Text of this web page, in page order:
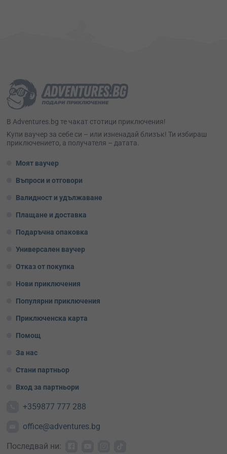
В Adventures.bg те чакат стотици приключения!
Kупи ваучер за себе си – или изненадай близък! Ти избираш
приключението, а получателя – датата.
Моят ваучер
Въпроси и отговори
Валидност и удължаване
Плащане и доставка
Подаръчна опаковка
Универсален ваучер
Отказ от покупка
Нови приключения
Популярни приключения
Приключенска карта
Помощ
За нас
Стани партньор
Вход за партньори
+359877 777 288
office@adventures.bg
Последвай ни: